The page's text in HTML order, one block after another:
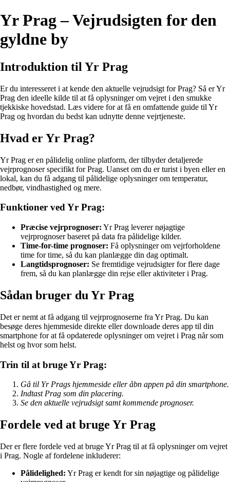
Yr Prag – Vejrudsigten for den
gyldne by
Introduktion til Yr Prag
Er du interesseret i at kende den aktuelle vejrudsigt for Prag? Så er Yr
Prag den ideelle kilde til at få oplysninger om vejret i den smukke
tjekkiske hovedstad. Læs videre for at få en omfattende guide til Yr
Prag og hvordan du bedst kan udnytte denne vejrtjeneste.
Hvad er Yr Prag?
Yr Prag er en pålidelig online platform, der tilbyder detaljerede
vejrprognoser specifikt for Prag. Uanset om du er turist i byen eller en
lokal, kan du få adgang til pålidelige oplysninger om temperatur,
nedbør, vindhastighed og mere.
Funktioner ved Yr Prag:
Præcise vejrprognoser: Yr Prag leverer nøjagtige
vejrprognoser baseret på data fra pålidelige kilder.
Time-for-time prognoser: Få oplysninger om vejrforholdene
time for time, så du kan planlægge din dag optimalt.
Langtidsprognoser: Se fremtidige vejrudsigter for flere dage
frem, så du kan planlægge din rejse eller aktiviteter i Prag.
Sådan bruger du Yr Prag
Det er nemt at få adgang til vejrprognoserne fra Yr Prag. Du kan
besøge deres hjemmeside direkte eller downloade deres app til din
smartphone for at få opdaterede oplysninger om vejret i Prag når som
helst og hvor som helst.
Trin til at bruge Yr Prag:
Gå til Yr Prags hjemmeside eller åbn appen på din smartphone.
Indtast Prag som din placering.
Se den aktuelle vejrudsigt samt kommende prognoser.
Fordele ved at bruge Yr Prag
Der er flere fordele ved at bruge Yr Prag til at få oplysninger om vejret
i Prag. Nogle af fordelene inkluderer:
Pålidelighed: Yr Prag er kendt for sin nøjagtige og pålidelige